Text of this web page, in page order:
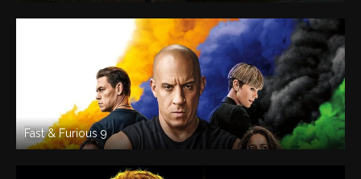
Fast & Furious 9